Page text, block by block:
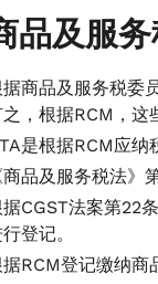
品及服
商品及服务税委
，根据RCM，这
是根据RCM应纳
品及服务税法》
CGST法案第22
登记。
RCM登记缴纳商